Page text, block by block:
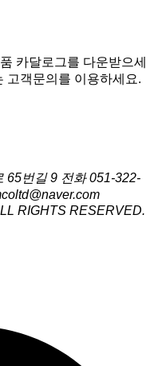
카달로그를 다운받으세
고객문의를 이용하세요.
65번길 9 전화 051-322-
RIGHTS RESERVED.